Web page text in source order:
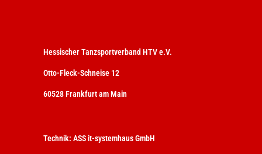
Hessischer Tanzsportverband HTV e.V.
Otto-Fleck-Schneise 12
60528 Frankfurt am Main
Technik: ASS it-systemhaus GmbH